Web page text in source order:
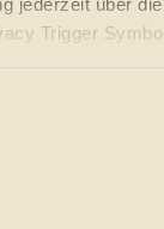
jederzeit über
Trigger
bestimmten